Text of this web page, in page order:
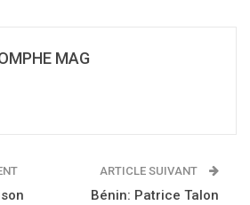
MAG
ARTICLE SUIVANT
Bénin: Patrice Talon